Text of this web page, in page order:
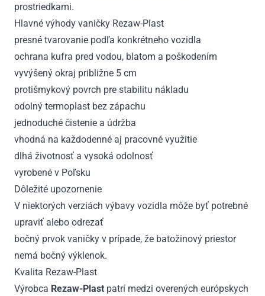
prostriedkami.
Hlavné výhody vaničky Rezaw-Plast
presné tvarovanie podľa konkrétneho vozidla
ochrana kufra pred vodou, blatom a poškodením
vyvýšený okraj približne 5 cm
protišmykový povrch pre stabilitu nákladu
odolný termoplast bez zápachu
jednoduché čistenie a údržba
vhodná na každodenné aj pracovné využitie
dlhá životnosť a vysoká odolnosť
vyrobené v Poľsku
Dôležité upozornenie
V niektorých verziách výbavy vozidla môže byť potrebné
upraviť alebo odrezať
bočný prvok vaničky v prípade, že batožinový priestor
nemá bočný výklenok.
Kvalita Rezaw-Plast
Výrobca Rezaw-Plast patrí medzi overených európskych